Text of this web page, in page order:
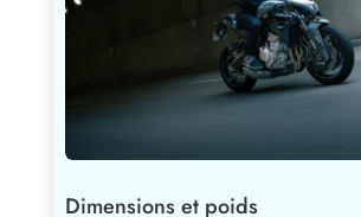
Longueur x Largeur x Hauteur:
849 x 1155 mm